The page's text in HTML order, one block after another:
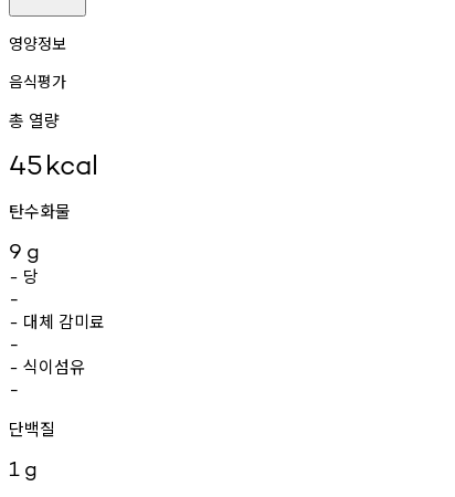
영양정보
음식평가
총 열량
45kcal
탄수화물
9 g
- 당
-
- 대체 감미료
-
- 식이섬유
-
단백질
1 g